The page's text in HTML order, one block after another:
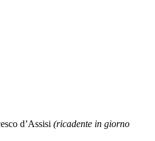
d’Assisi (ricadente in giorno